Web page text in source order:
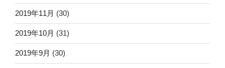
2019年11月 (30)
2019年10月 (31)
2019年9月 (30)